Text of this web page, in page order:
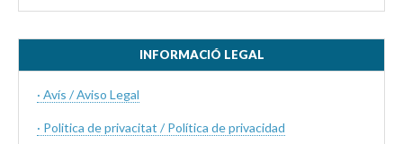
INFORMACIÓ LEGAL
· Avís / Aviso Legal
· Politica de privacitat / Política de privacidad